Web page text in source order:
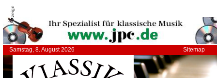
Anzeige
Samstag, 8. August 2026 Sitemap